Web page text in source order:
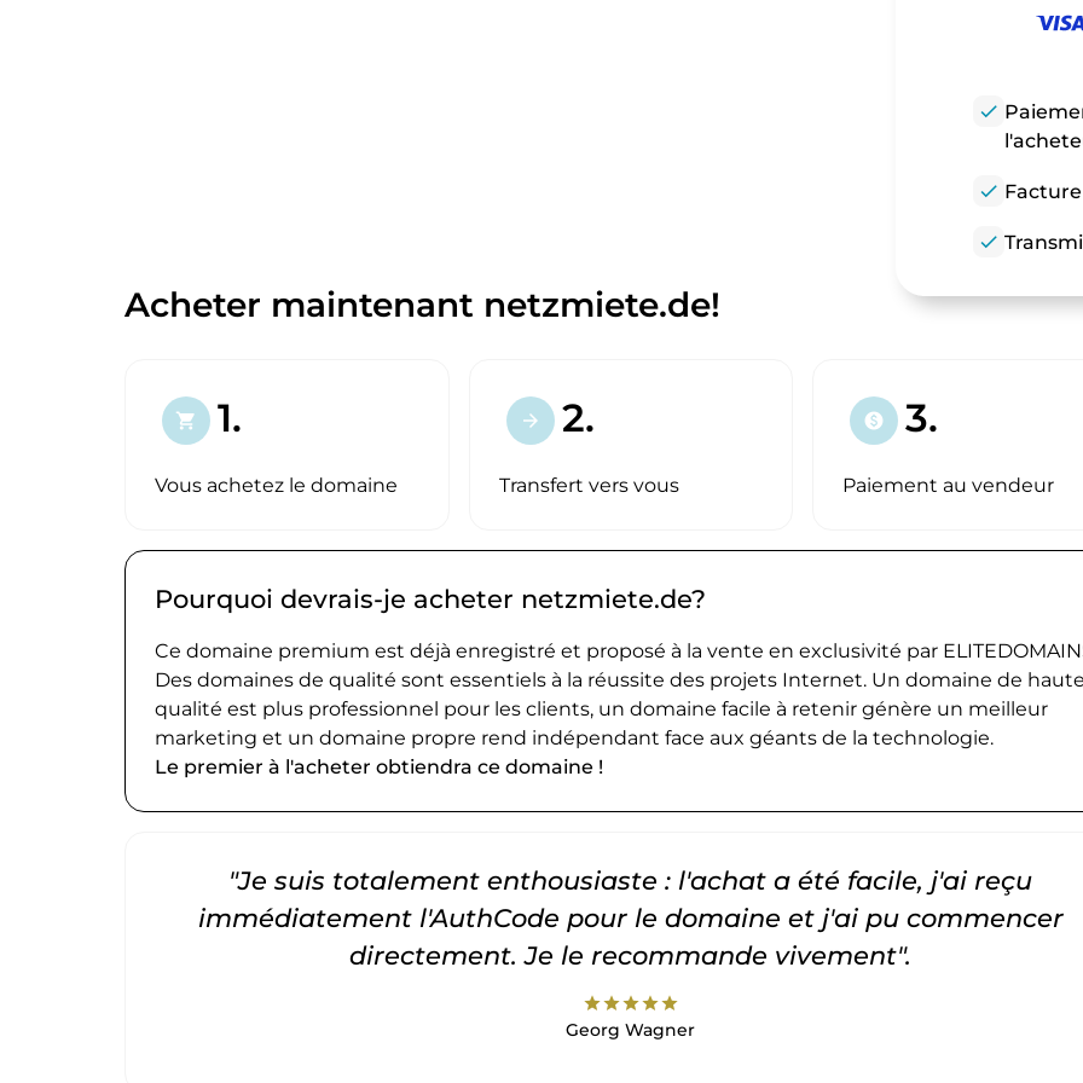
check
check
check
Acheter maintenant netzmiete.de!
shopping_cart 1.
Vous achetez le domaine
arrow_forward 2.
Transfert vers vous
paid 3.
Paiement au vendeur
Pourquoi devrais-je acheter netzmiete.de?
Ce domaine premium est déjà enregistré et proposé à la vente en exclusivité par
Des domaines de qualité sont essentiels à la réussite des projets Internet. Un domaine de haute
qualité est plus professionnel pour les clients, un domaine facile à retenir génère un meilleur
marketing et un domaine propre rend indépendant face aux géants de la technologie.
Le premier à l'acheter obtiendra ce domaine !
"Je suis totalement enthousiaste : l'achat a été facile, j'ai reçu
immédiatement l'AuthCode pour le domaine et j'ai pu commencer
directement. Je le recommande vivement".
starstarstarstarstar
Georg Wagner